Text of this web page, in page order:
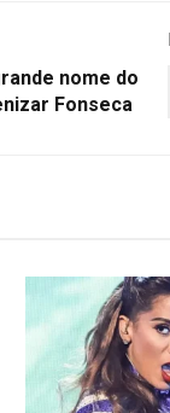
nome do
Fonseca